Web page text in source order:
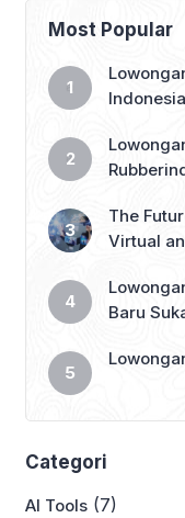
Most Popular
Indonesia
The
Virtual
Baru
Categori
AI Tools (7)